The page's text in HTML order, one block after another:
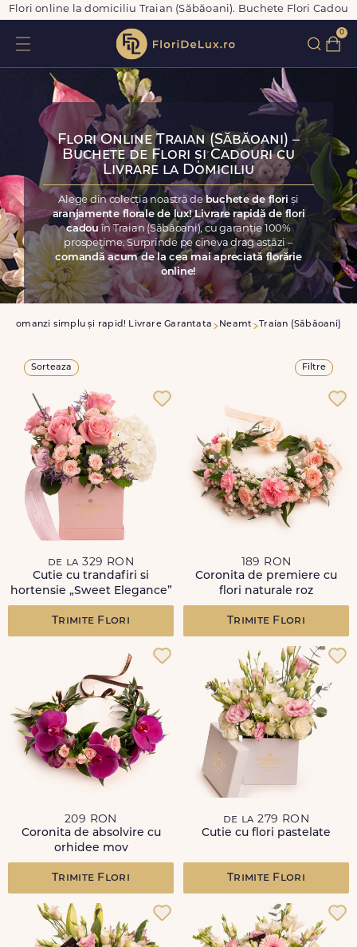
Flori online la domiciliu Traian (Săbăoani). Buchete Flori Cadou
0
Flori Online Traian (Săbăoani) –
Buchete de Flori și Cadouri cu
Livrare la Domiciliu
Alege din colecția noastră de buchete de floriși
aranjamente florale de lux! Livrare rapidă de flori
cadou în Traian (Săbăoani), cu garanție 100%
prospețime. Surprinde pe cineva drag astăzi –
comandă acum de la cea mai apreciată florărie
online!
Comanzi simplu și rapid! Livrare Garantata Neamt Traian (Săbăoani)
Sorteaza Filtre
de la 329 RON
Cutie cu trandafiri si
hortensie „Sweet Elegance”
Trimite Flori
189 RON
Coronita de premiere cu
flori naturale roz
Trimite Flori
209 RON
Coronita de absolvire cu
orhidee mov
Trimite Flori
de la 279 RON
Cutie cu flori pastelate
Trimite Flori